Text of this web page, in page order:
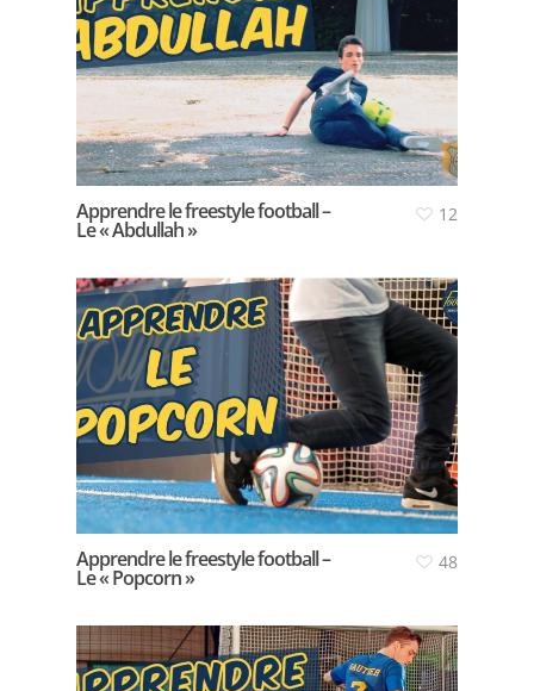
Apprendre le freestyle football –
Le « Abdullah »
12
Apprendre le freestyle football –
Le « Popcorn »
48